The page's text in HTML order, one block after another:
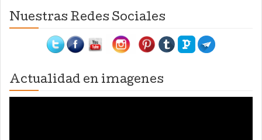
Nuestras Redes Sociales
Actualidad en imagenes